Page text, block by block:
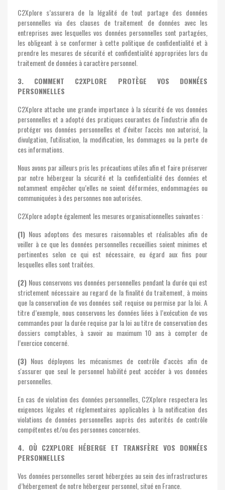
C2Xplore s’assurera de la légalité de tout partage des données
personnelles via des clauses de traitement de données avec les
entreprises avec lesquelles vos données personnelles sont partagées,
les obligeant à se conformer à cette politique de confidentialité et à
prendre les mesures de sécurité et confidentialité appropriées lors du
traitement de données à caractère personnel.
3. COMMENT C2XPLORE PROTÈGE VOS DONNÉES
PERSONNELLES
C2Xplore attache une grande importance à la sécurité de vos données
personnelles et a adopté des pratiques courantes de l'industrie afin de
protéger vos données personnelles et d'éviter l'accès non autorisé, la
divulgation, l'utilisation, la modification, les dommages ou la perte de
ces informations.
Nous avons par ailleurs pris les précautions utiles afin et faire préserver
par notre hébergeur la sécurité et la confidentialité des données et
notamment empêcher qu’elles ne soient déformées, endommagées ou
communiquées à des personnes non autorisées.
C2Xplore adopte également les mesures organisationnelles suivantes :
(1) Nous adoptons des mesures raisonnables et réalisables afin de
veiller à ce que les données personnelles recueillies soient minimes et
pertinentes selon ce qui est nécessaire, eu égard aux fins pour
lesquelles elles sont traitées.
(2) Nous conservons vos données personnelles pendant la durée qui est
strictement nécessaire au regard de la finalité du traitement, à moins
que la conservation de vos données soit requise ou permise par la loi. A
titre d’exemple, nous conservons les données liées à l’exécution de vos
commandes pour la durée requise par la loi au titre de conservation des
dossiers comptables, à savoir au maximum 10 ans à compter de
l’exercice concerné.
(3) Nous déployons les mécanismes de contrôle d'accès afin de
s'assurer que seul le personnel habilité peut accéder à vos données
personnelles.
En cas de violation des données personnelles, C2Xplore respectera les
exigences légales et réglementaires applicables à la notification des
violations de données personnelles auprès des autorités de contrôle
compétentes et/ou des personnes concernées.
4. OÙ C2XPLORE HÉBERGE ET TRANSFÈRE VOS DONNÉES
PERSONNELLES
Vos données personnelles seront hébergées au sein des infrastructures
d’hébergement de notre hébergeur personnel, situé en France.